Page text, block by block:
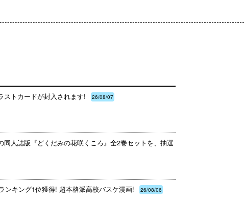
ストカードが封入されます! 26/08/07
人誌版『どくだみの花咲くころ』全2巻セットを、抽選
ンキング1位獲得! 超本格派高校バスケ漫画! 26/08/06